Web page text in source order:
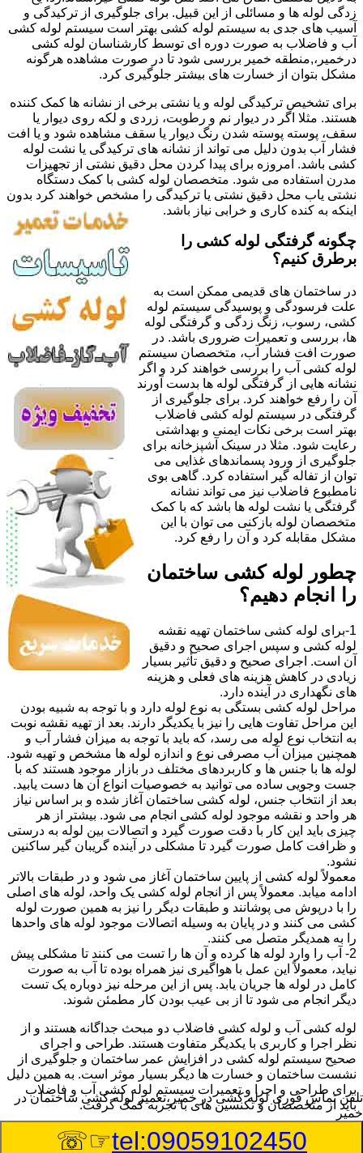
زدگی لوله ها و مسائلی از این قبیل. برای جلوگیری از ترکیدگی و
آسیب های جدی به سیستم لوله کشی بهتر است سیستم لوله کشی
آب و فاضلاب به صورت دوره ای توسط کارشناسان لوله کشی
درخمیر،,منطقه خمیر بررسی شود تا در صورت مشاهده هرگونه
مشکل بتوان از خسارت های بیشتر جلوگیری کرد.
برای تشخیص ترکیدگی لوله و یا نشتی برخی از نشانه ها کمک کننده
هستند. مثلا اگر در دیوار نم و رطوبت، زردی و لکه روی دیوار یا
سقف، پوسته پوسته شدن رنگ دیوار یا سقف مشاهده شود و یا افت
فشار آب بدون دلیل می تواند از نشانه های ترکیدگی یا نشت لوله
کشی باشد. امروزه برای پیدا کردن محل دقیق نشتی از تجهیزات
مدرن استفاده می شود. متخصصان لوله کشی با کمک دستگاه
نشتی یاب محل دقیق نشتی یا ترکیدگی را مشخص خواهند کرد بدون
اینکه به کنده کاری و خرابی نیاز باشد.
چگونه گرفتگی لوله کشی را
برطرق کنیم؟
در ساختمان های قدیمی ممکن است به
علت فرسودگی و پوسیدگی سیستم لوله
کشی، رسوب، زنگ زدگی و گرفتگی لوله
ها، بررسی و تعمیرات ضروری باشد. در
صورت افت فشار آب، متخصصان سیستم
لوله کشی آب را بررسی خواهند کرد و اگر
نشانه هایی از گرفتگی لوله ها بدست آورند
آن را رفع خواهند کرد. برای جلوگیری از
گرفتگی در سیستم لوله کشی فاضلاب
بهتر است برخی نکات ایمنی و بهداشتی
رعایت شود. مثلا در سینک آشپزخانه برای
جلوگیری از ورود پسماندهای غذایی می
توان از تفاله گیر استفاده کرد. گاهی بوی
نامطبوع فاضلاب نیز می تواند نشانه
گرفتگی یا نشت لوله ها باشد که با کمک
متخصصان لوله بازکنی می توان با این
مشکل مقابله کرد و آن را رفع کرد.
چطور لوله کشی ساختمان
را انجام دهیم؟
1-برای لوله کشی ساختمان تهیه نقشه
لوله کشی و سپس اجرای صحیح و دقیق
آن است. اجرای صحیح و دقیق تأثیر بسیار
زیادی در کاهش هزینه های فعلی و هزینه
های نگهداری در آینده دارد.
مراحل لوله کشی بستگی به نوع لوله دارد و با توجه به شبیه بودن
این مراحل تفاوت هایی را نیز با یکدیگر دارند. بعد از تهیه نقشه نوبت
به انتخاب نوع لوله می رسد، که باید با توجه به میزان فشار آب و
همچنین میزان آب مصرفی نوع و اندازه لوله ها مشخص و تهیه شود.
لوله ها با جنس ها و کاربردهای مختلف در بازار موجود هستند که با
جست وجویی ساده می توانید به خصوصیات انواع آن ها دست یابید.
بعد از انتخاب جنس، لوله کشی ساختمان آغاز شده و بر اساس نیاز
هر واحد و نقشه موجود لوله کشی انجام می شود. بیشتر از هر
چیزی باید این کار با دقت صورت گیرد و اتصالات بین لوله به درستی
و ظرافت کامل صورت گیرد تا مشکلی در آینده گریبان گیر ساکنین
نشود.
معمولاً لوله کشی از پایین ساختمان آغاز می شود و در طبقات بالاتر
ادامه میابد. معمولاً پس از انجام لوله کشی یک واحد، لوله های اصلی
را با درپوش می پوشانند و طبقات دیگر را نیز به همین صورت لوله
کشی می کنند و در پایان به وسیله اتصالات موجود لوله های واحدها
را به همدیگر متصل می کنند.
2- آب را وارد لوله ها کرده و آن ها را تست می کنند تا مشکلی پیش
نیاید، معمولاً این عمل با هواگیری نیز همراه بوده تا آب به صورت
کامل در لوله ها جریان یابد. پس از این مرحله نیز دوباره یک تست
دیگر انجام می شود تا از بی عیب بودن کار مطمئن شوند.
لوله کشی آب و لوله کشی فاضلاب دو مبحث جداگانه هستند و از
نظر اجرا و کاربری با یکدیگر متفاوت هستند. طراحی و اجرای
صحیح سیستم لوله کشی در افزایش عمر ساختمان و جلوگیری از
نشست ساختمان و خسارت ها دیگر بسیار موثر است. به همین دلیل
برای طراحی و اجرا و تعمیرات سیستم لوله کشی آب و فاضلاب
باید از متخصصان و تکنسین های با تجربه کمک گرفت.
:Published Date
تلفن تماس فوریلوله کشی در خمیر،تعمیر لوله کشی ساختمان در
خمیر
tel:09059102450
☞☏